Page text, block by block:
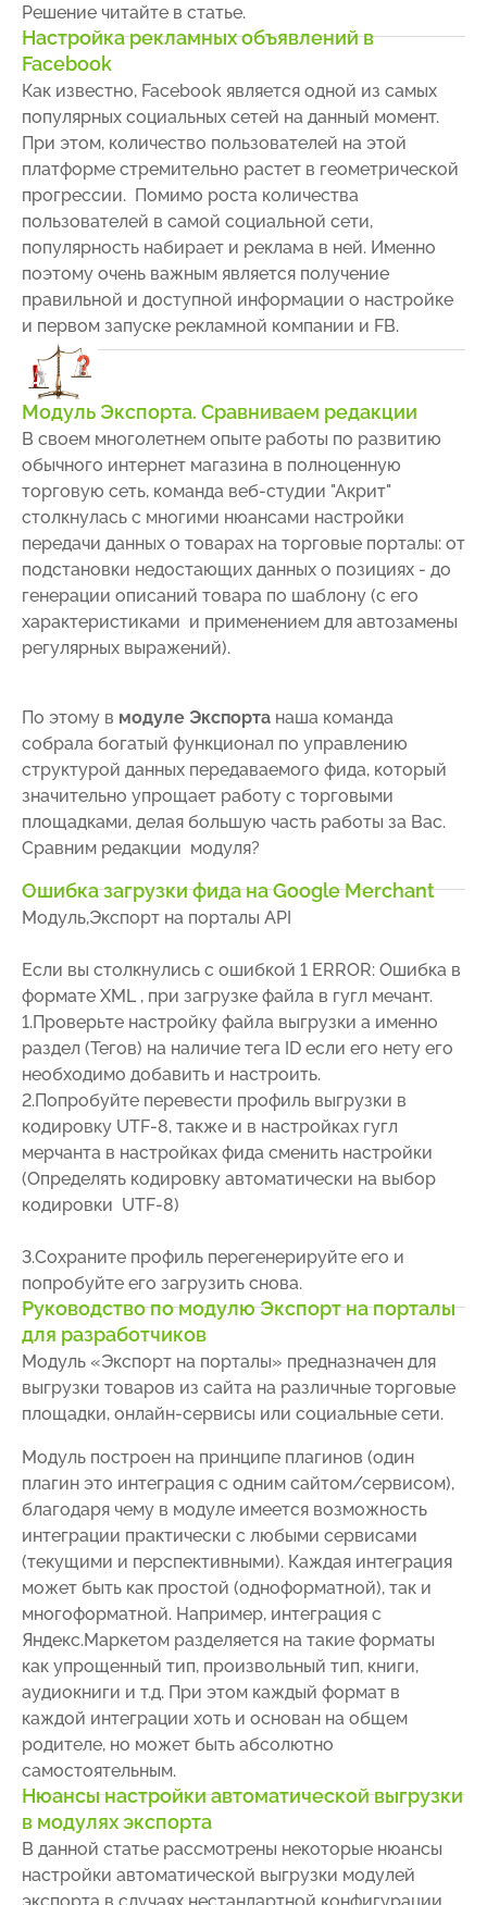
Решение читайте в статье.
Настройка рекламных объявлений в
Facebook
Как известно, Facebook является одной из самых
популярных социальных сетей на данный момент.
При этом, количество пользователей на этой
платформе стремительно растет в геометрической
прогрессии. Помимо роста количества
пользователей в самой социальной сети,
популярность набирает и реклама в ней. Именно
поэтому очень важным является получение
правильной и доступной информации о настройке
и первом запуске рекламной компании и FB.
Модуль Экспорта. Сравниваем редакции
В своем многолетнем опыте работы по развитию
обычного интернет магазина в полноценную
торговую сеть, команда веб-студии "Акрит"
столкнулась с многими нюансами настройки
передачи данных о товарах на торговые порталы: от
подстановки недостающих данных о позициях - до
генерации описаний товара по шаблону (с его
характеристиками и применением для автозамены
регулярных выражений).
По этому в модуле Экспорта наша команда
собрала богатый функционал по управлению
структурой данных передаваемого фида, который
значительно упрощает работу с торговыми
площадками, делая большую часть работы за Вас.
Сравним редакции модуля?
Ошибка загрузки фида на Google Merchant
Модуль,Экспорт на порталы API
Если вы столкнулись с ошибкой 1 ERROR: Ошибка в
формате XML , при загрузке файла в гугл мечант.
1.Проверьте настройку файла выгрузки а именно
раздел (Тегов) на наличие тега ID если его нету его
необходимо добавить и настроить.
2.Попробуйте перевести профиль выгрузки в
кодировку UTF-8, также и в настройках гугл
мерчанта в настройках фида сменить настройки
(Определять кодировку автоматически на выбор
кодировки UTF-8)
3.Сохраните профиль перегенерируйте его и
попробуйте его загрузить снова.
Руководство по модулю Экспорт на порталы
для разработчиков
Модуль «Экспорт на порталы» предназначен для
выгрузки товаров из сайта на различные торговые
площадки, онлайн-сервисы или социальные сети.
Модуль построен на принципе плагинов (один
плагин это интеграция с одним сайтом/сервисом),
благодаря чему в модуле имеется возможность
интеграции практически с любыми сервисами
(текущими и перспективными). Каждая интеграция
может быть как простой (одноформатной), так и
многоформатной. Например, интеграция с
Яндекс.Маркетом разделяется на такие форматы
как упрощенный тип, произвольный тип, книги,
аудиокниги и т.д. При этом каждый формат в
каждой интеграции хоть и основан на общем
родителе, но может быть абсолютно
самостоятельным.
Нюансы настройки автоматической выгрузки
в модулях экспорта
В данной статье рассмотрены некоторые нюансы
настройки автоматической выгрузки модулей